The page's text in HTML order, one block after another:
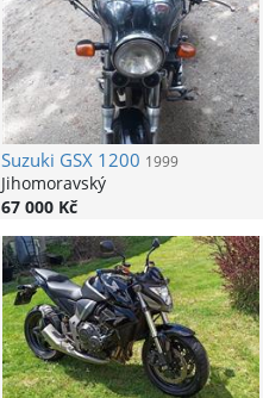
Suzuki GSX 1200 1999
Jihomoravský
67 000 Kč